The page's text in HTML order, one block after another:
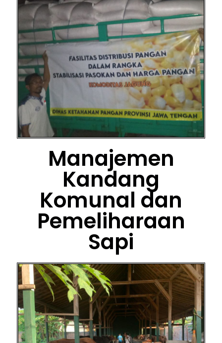
Manajemen
Kandang
Komunal dan
Pemeliharaan
Sapi